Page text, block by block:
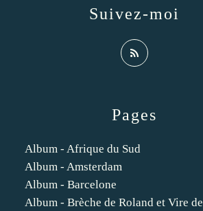
Pages
Album - Afrique du Sud
Album - Amsterdam
Album - Barcelone
Album - Brèche de Roland et Vire
Suivez-moi